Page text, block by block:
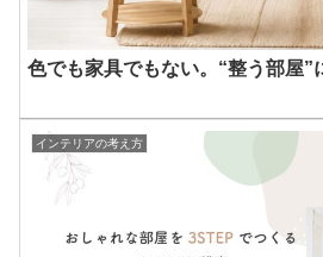
色でも家具でもない。“整う部屋”
インテリアの考え方